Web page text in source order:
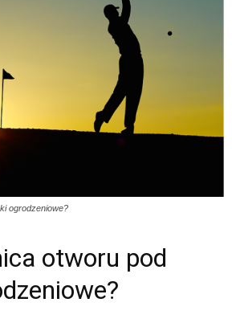
ogrodzeniowe?
otworu pod